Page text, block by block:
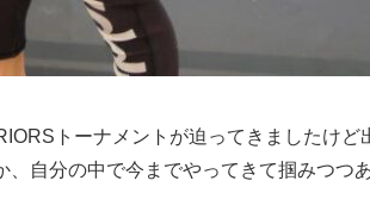
トーナメントが迫ってきましたけど
自分の中で今までやってきて掴みつつ